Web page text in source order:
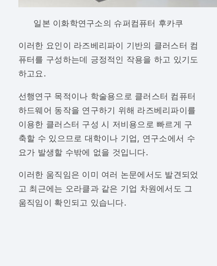
일본 이화학연구소의 슈퍼컴퓨터 후카쿠
이러한 요인이 라즈베리파이 기반의 클러스터 컴
퓨터를 구성하는데 긍정적인 작용을 하고 있기도
하고요.
선행연구 목적이나 학술용으로 클러스터 컴퓨터
하드웨어 동작을 연구하기 위해 라즈베리파이를
이용한 클러스터 구성 시 저비용으로 빠르게 구
축할 수 있으므로 대학이나 기업, 연구소에서 수
요가 발생할 수밖에 없을 것입니다.
이러한 움직임은 이미 여러 논문에서도 발견되었
고 최근에는 오라클과 같은 기업 차원에서도 그
움직임이 확인되고 있습니다.